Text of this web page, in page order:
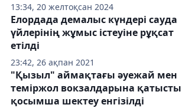
13:34, 20 желтоқсан 2024
23:42, 26 ақпан 2021
Елордада демалыс күндері сауда
үйлерінің жұмыс істеуіне рұқсат
етілді
"Қызыл" аймақтағы әуежай мен
теміржол вокзалдарына қатысты
қосымша шектеу енгізілді